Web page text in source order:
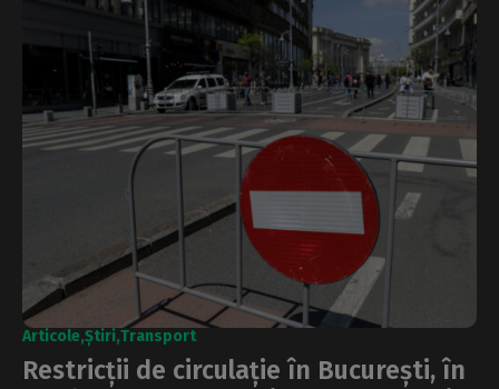
Articole Știri Transport
Restricții de circulație în București, în